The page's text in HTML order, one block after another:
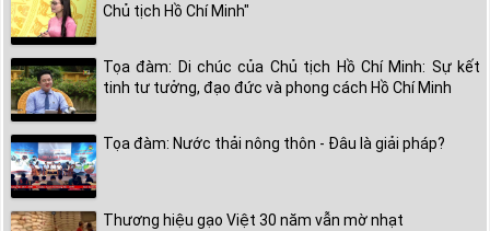
Chủ tịch Hồ Chí Minh"
Tọa đàm: Di chúc của Chủ tịch Hồ Chí Minh: Sự kết
tinh tư tưởng, đạo đức và phong cách Hồ Chí Minh
Tọa đàm: Nước thải nông thôn - Đâu là giải pháp?
Thương hiệu gạo Việt 30 năm vẫn mờ nhạt